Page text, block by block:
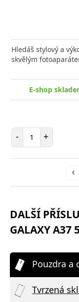
Hledáš stylový a
skvělým
E-shop
- Počet položek
+
DALŠÍ
GALAXY A37
Pouzdra a
Tvrzená